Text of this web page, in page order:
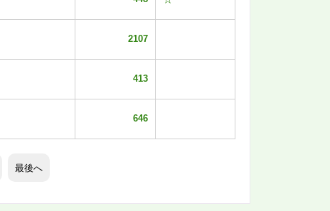
2107
413
646
最後へ